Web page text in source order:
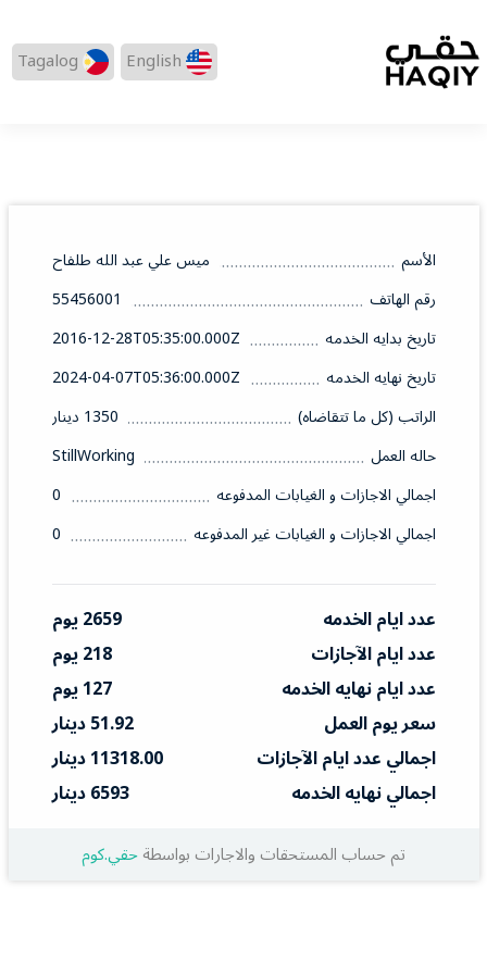
English
Tagalog
الأسم
ميس علي عبد الله طلفاح
رقم الهاتف
55456001
تاريخ بدايه الخدمه
2016-12-28T05:35:00.000Z
تاريخ نهايه الخدمه
2024-04-07T05:36:00.000Z
الراتب (كل ما تتقاضاه)
1350 دينار
حاله العمل
StillWorking
اجمالي الاجازات و الغيابات المدفوعه
0
اجمالي الاجازات و الغيابات غير المدفوعه
0
عدد ايام الخدمه
2659 يوم
عدد ايام الآجازات
218 يوم
عدد ايام نهايه الخدمه
127 يوم
سعر يوم العمل
51.92 دينار
اجمالي عدد ايام الآجازات
11318.00 دينار
اجمالي نهايه الخدمه
6593 دينار
تم حساب المستحقات والاجارات بواسطةحقي.كوم